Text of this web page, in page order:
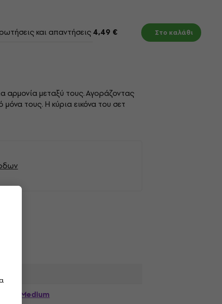
και απαντήσεις Έγγραφα
4,49 € Στο καλάθι
αρμονία μεταξύ τους. Αγοράζοντας
τους. Η κύρια εικόνα του σετ
Medium